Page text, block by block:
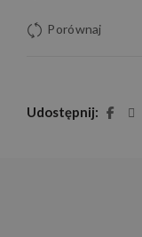
Porównaj
Udostępnij